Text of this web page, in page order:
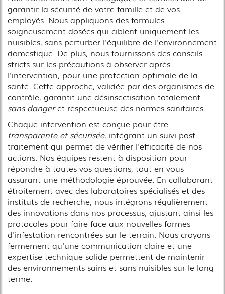
garantir la sécurité de votre famille et de vos
employés. Nous appliquons des formules
soigneusement dosées qui ciblent uniquement les
nuisibles, sans perturber l'équilibre de l'environnement
domestique. De plus, nous fournissons des conseils
stricts sur les précautions à observer après
l'intervention, pour une protection optimale de la
santé. Cette approche, validée par des organismes de
contrôle, garantit une désinsectisation totalement
sans dangeret respectueuse des normes sanitaires.
Chaque intervention est conçue pour être
transparente et sécurisée, intégrant un suivi post-
traitement qui permet de vérifier l'efficacité de nos
actions. Nos équipes restent à disposition pour
répondre à toutes vos questions, tout en vous
assurant une méthodologie éprouvée. En collaborant
étroitement avec des laboratoires spécialisés et des
instituts de recherche, nous intégrons régulièrement
des innovations dans nos processus, ajustant ainsi les
protocoles pour faire face aux nouvelles formes
d'infestation rencontrées sur le terrain. Nous croyons
fermement qu'une communication claire et une
expertise technique solide permettent de maintenir
des environnements sains et sans nuisibles sur le long
terme.